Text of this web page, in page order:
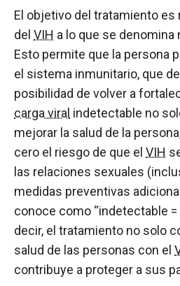
El objetivo del tratamiento es
del VIH a lo que se
Esto permite que la persona
el sistema inmunitario, que
posibilidad de volver a
carga viral indetectable no
mejorar la salud de la
cero el riesgo de que el VIH
las relaciones sexuales
medidas preventivas
conoce como “indetectable
decir, el tratamiento no solo
salud de las personas con el
contribuye a proteger a sus